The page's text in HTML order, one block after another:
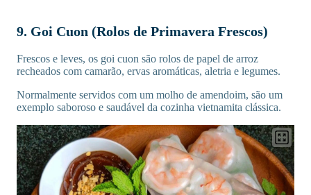
9. Goi Cuon (Rolos de Primavera Frescos)
Frescos e leves, os goi cuon são rolos de papel de arroz
recheados com camarão, ervas aromáticas, aletria e legumes.
Normalmente servidos com um molho de amendoim, são um
exemplo saboroso e saudável da cozinha vietnamita clássica.